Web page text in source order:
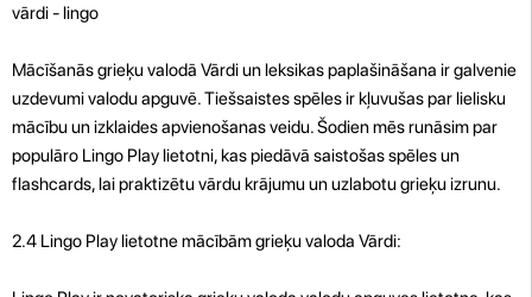
vārdi - lingo
Mācīšanās grieķu valodā Vārdi un leksikas paplašināšana ir galvenie
uzdevumi valodu apguvē. Tiešsaistes spēles ir kļuvušas par lielisku
mācību un izklaides apvienošanas veidu. Šodien mēs runāsim par
populāro Lingo Play lietotni, kas piedāvā saistošas ​​spēles un
flashcards, lai praktizētu vārdu krājumu un uzlabotu grieķu izrunu.
2.4 Lingo Play lietotne mācībām grieķu valoda Vārdi: